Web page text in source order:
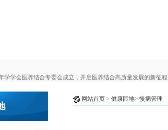
学学会医养结合专委会成立，开启医养结合高质量发展的新征程
网站首页 > 健康园地>慢病管理